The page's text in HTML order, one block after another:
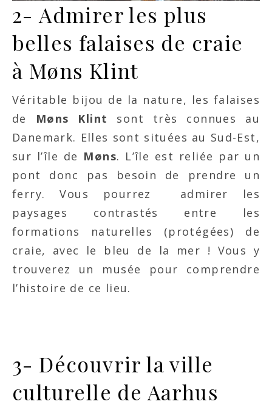
2- Admirer les plus
belles falaises de craie
à Møns Klint
Véritable bijou de la nature, les falaises
de Møns Klint sont très connues au
Danemark. Elles sont situées au Sud-Est,
sur l’île de Møns. L’île est reliée par un
pont donc pas besoin de prendre un
ferry. Vous pourrez admirer les
paysages contrastés entre les
formations naturelles (protégées) de
craie, avec le bleu de la mer ! Vous y
trouverez un musée pour comprendre
l’histoire de ce lieu.
3- Découvrir la ville
culturelle de Aarhus